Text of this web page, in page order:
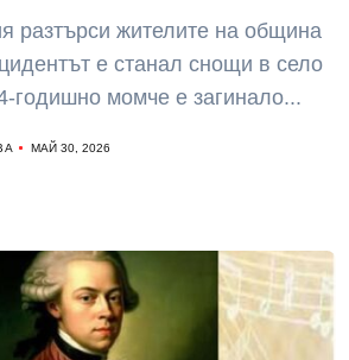
разтърси жителите на община
е станал снощи в село
годишно момче е загинало...
МАЙ 30, 2026